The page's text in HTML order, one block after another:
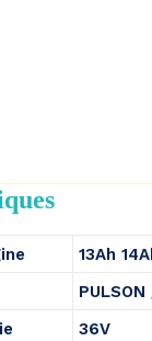
13Ah
36V